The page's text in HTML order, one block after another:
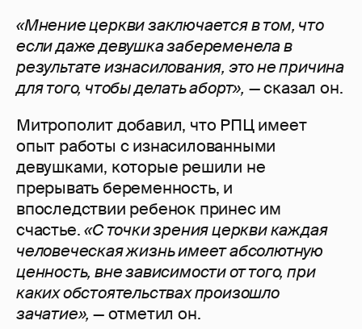
«Мнение церкви заключается в том, что
если даже девушка забеременела в
результате изнасилования, это не причина
для того, чтобы делать аборт», — сказал он.
Митрополит добавил, что РПЦ имеет
опыт работы с изнасилованными
девушками, которые решили не
прерывать беременность, и
впоследствии ребенок принес им
счастье.«С точки зрения церкви каждая
человеческая жизнь имеет абсолютную
ценность, вне зависимости от того, при
каких обстоятельствах произошло
зачатие»,— отметил он.